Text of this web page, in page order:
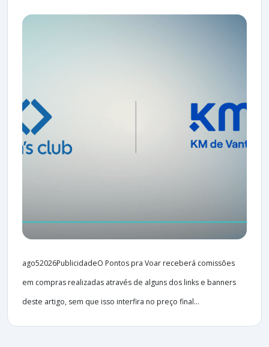
ago52026PublicidadeO Pontos pra Voar receberá comissões
em compras realizadas através de alguns dos links e banners
deste artigo, sem que isso interfira no preço final...